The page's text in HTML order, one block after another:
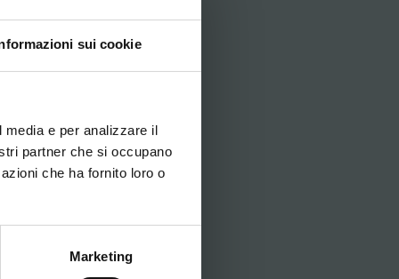
sui cookie
e per analizzare il
partner che si occupano
che ha fornito loro o
Marketing
ITALIANO